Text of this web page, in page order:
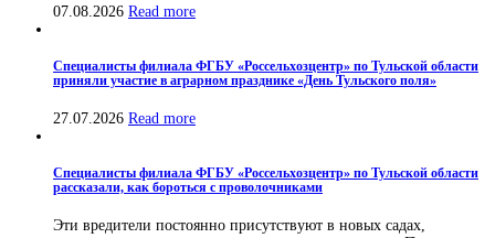
07.08.2026 Read more
Специалисты филиала ФГБУ «Россельхозцентр» по Тульской области
приняли участие в аграрном празднике «День Тульского поля»
27.07.2026 Read more
Специалисты филиала ФГБУ «Россельхозцентр» по Тульской области
рассказали, как бороться с проволочниками
Эти вредители постоянно присутствуют в новых садах,